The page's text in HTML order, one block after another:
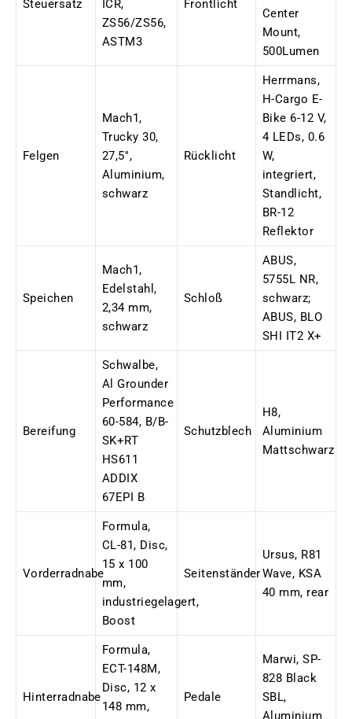
Steuersatz
ICR,
ZS56/ZS56,
ASTM3
Frontlicht
Center
Mount,
500Lumen
Felgen
Mach1,
Trucky 30,
27,5'',
Aluminium,
schwarz
Rücklicht
Herrmans,
H-Cargo E-
Bike 6-12 V,
4 LEDs, 0.6
W,
integriert,
Standlicht,
BR-12
Reflektor
Speichen
Mach1,
Edelstahl,
2,34 mm,
schwarz
Schloß
ABUS,
5755L NR,
schwarz;
ABUS, BLO
SHI IT2 X+
Bereifung
Schwalbe,
Al Grounder
Performance
60-584, B/B-
SK+RT
HS611
ADDIX
67EPI B
Schutzblech
H8,
Aluminium
Mattschwarz
Vorderradnabe
Formula,
CL-81, Disc,
15 x 100
mm,
industriegelagert,
Boost
Seitenständer
Ursus, R81
Wave, KSA
40 mm, rear
Hinterradnabe
Formula,
ECT-148M,
Disc, 12 x
148 mm,
Pedale
Marwi, SP-
828 Black
SBL,
Aluminium